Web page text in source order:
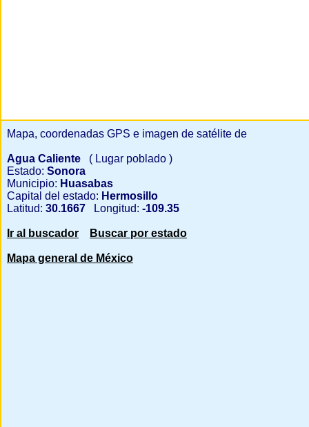
Mapa, coordenadas GPS e imagen de satélite de
Agua Caliente
( Lugar poblado )
Estado: Sonora
Municipio: Huasabas
Capital del estado: Hermosillo
Latitud: 30.1667 Longitud: -109.35
Ir al buscador Buscar por estado
Mapa general de México